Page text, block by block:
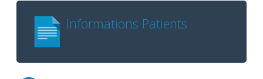
Informations Patients